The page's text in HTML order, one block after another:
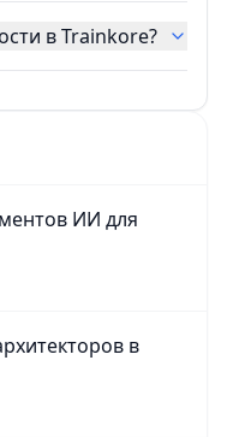
в Trainkore?
ИИ для
в